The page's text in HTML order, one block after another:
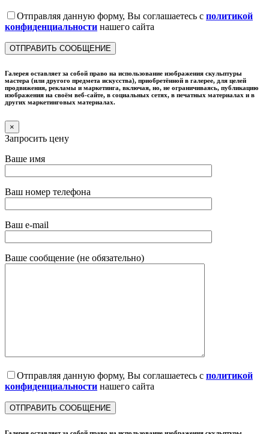
Отправляя данную форму, Вы соглашаетесь с политикой
конфиденциальности нашего сайта
Галерея оставляет за собой право на использование изображения скульптуры
мастера (или другого предмета искусства), приобретённой в галерее, для целей
продвижения, рекламы и маркетинга, включая, но, не ограничиваясь, публикацию
изображения на своём веб-сайте, в социальных сетях, в печатных материалах и в
других маркетинговых материалах.
×
Запросить цену
Ваше имя
Ваш номер телефона
Ваш e-mail
Ваше сообщение (не обязательно)
Отправляя данную форму, Вы соглашаетесь с политикой
конфиденциальности нашего сайта